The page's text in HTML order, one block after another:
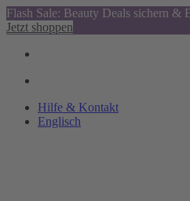
Flash Sale: Beauty Deals sichern &
Jetzt shoppen
Hilfe & Kontakt
Englisch